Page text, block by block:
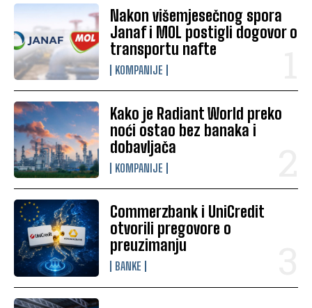
Nakon višemjesečnog spora
Janaf i MOL postigli dogovor o
transportu nafte
KOMPANIJE
Kako je Radiant World preko
noći ostao bez banaka i
dobavljača
KOMPANIJE
Commerzbank i UniCredit
otvorili pregovore o
preuzimanju
BANKE